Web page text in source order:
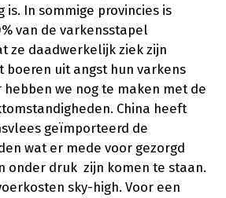
In sommige provincies is
van de varkensstapel
ze daadwerkelijk ziek zijn
boeren uit angst hun varkens
we nog te maken met de
China heeft
geïmporteerd de
wat er mede voor gezorgd
onder druk zijn komen te staan.
sky-high. Voor een